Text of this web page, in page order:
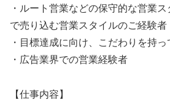
・ルート営業などの保守的な営業
で売り込む営業スタイルのご経験者
・目標達成に向け、こだわりを持
・広告業界での営業経験者
【仕事内容】